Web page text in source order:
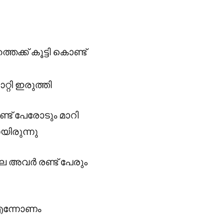
കൂട്ടി കൊണ്ട്
ഇരുത്തി
പേരോടും മാറി
അവർ രണ്ട് പേരും